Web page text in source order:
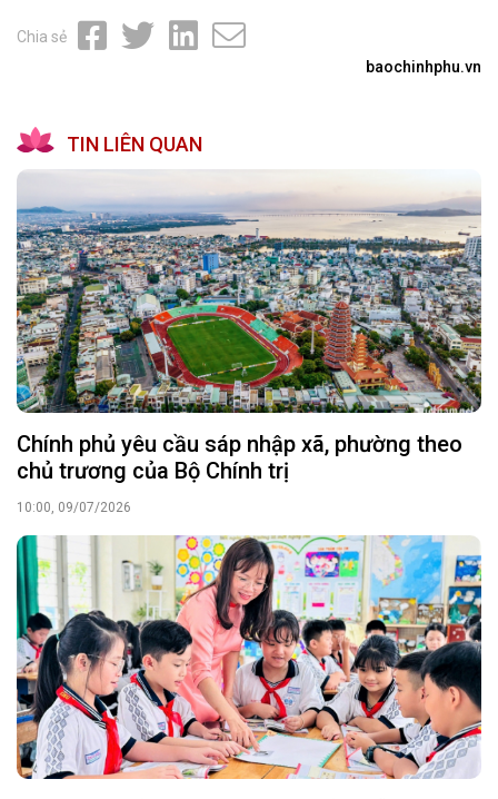
Chia sẻ
baochinhphu.vn
TIN LIÊN QUAN
Chính phủ yêu cầu sáp nhập xã, phường theo
chủ trương của Bộ Chính trị
10:00, 09/07/2026